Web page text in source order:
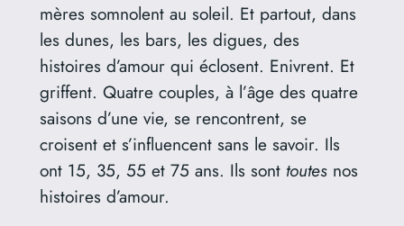
mères somnolent au soleil. Et partout, dans
les dunes, les bars, les digues, des
histoires d’amour qui éclosent. Enivrent. Et
griffent. Quatre couples, à l’âge des quatre
saisons d’une vie, se rencontrent, se
croisent et s’influencent sans le savoir. Ils
ont 15, 35, 55 et 75 ans. Ils sont toutesnos
histoires d’amour.